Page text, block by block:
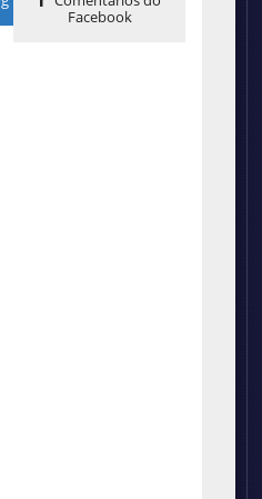
Facebook